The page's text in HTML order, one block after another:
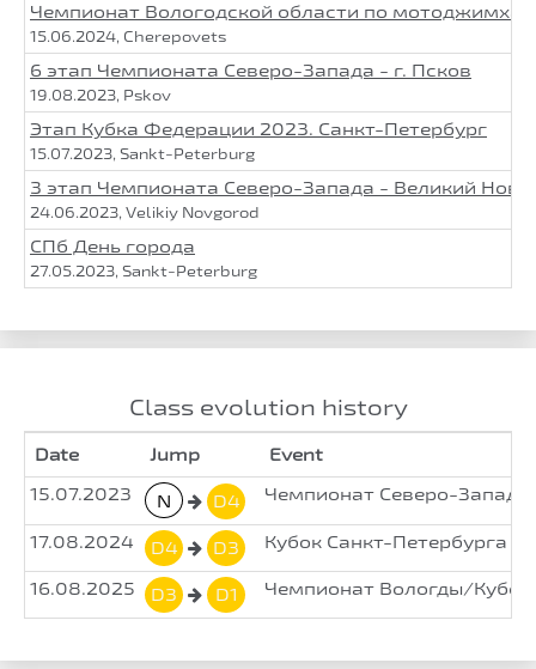
Чемпионат Вологодской области по
15.06.2024, Cherepovets
6 этап Чемпионата Северо-Запада - г. Псков
19.08.2023, Pskov
Этап Кубка Федерации 2023. Санкт-Петербург
15.07.2023, Sankt-Peterburg
3 этап Чемпионата Северо-Запада - Великий
24.06.2023, Velikiy Novgorod
СПб День города
27.05.2023, Sankt-Peterburg
Class evolution history
Date Jump
Event
15.07.2023
N D4 Чемпионат Северо-
17.08.2024 D4 D3 Кубок Санкт-Петербурга
16.08.2025 D3 D1 Чемпионат Вологды/